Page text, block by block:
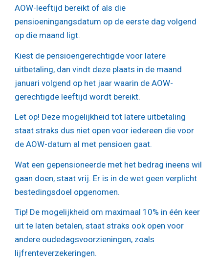
AOW-leeftijd bereikt of als die
pensioeningangsdatum op de eerste dag volgend
op die maand ligt.
Kiest de pensioengerechtigde voor latere
uitbetaling, dan vindt deze plaats in de maand
januari volgend op het jaar waarin de AOW-
gerechtigde leeftijd wordt bereikt.
Let op! Deze mogelijkheid tot latere uitbetaling
staat straks dus niet open voor iedereen die voor
de AOW-datum al met pensioen gaat.
Wat een gepensioneerde met het bedrag ineens wil
gaan doen, staat vrij. Er is in de wet geen verplicht
bestedingsdoel opgenomen.
Tip! De mogelijkheid om maximaal 10% in één keer
uit te laten betalen, staat straks ook open voor
andere oudedagsvoorzieningen, zoals
lijfrenteverzekeringen.